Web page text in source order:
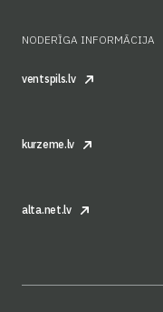
NODERĪGA INFORMĀCIJA
ventspils.lv
kurzeme.lv
alta.net.lv